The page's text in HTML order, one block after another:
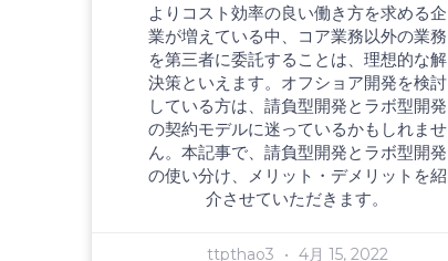
よりコスト効率の良い働き方を求める企
業が増えている中、コア業務以外の業務
を第三者に委託することは、理想的な解
決策といえます。オフショア開発を検討
している方は、請負型開発とラボ型開発
の契約モデルに迷っているかもしれませ
ん。本記事で、請負型開発とラボ型開発
の使い分け、メリット・デメリットを紹
介させていただきます。
ttpthao3 4月 15, 2022